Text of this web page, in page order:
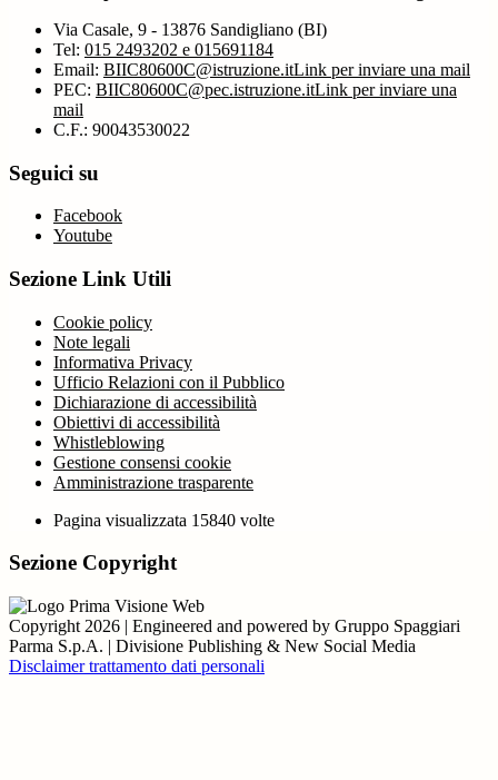
Via Casale, 9 - 13876 Sandigliano (BI)
Tel: 015 2493202 e 015691184
Email: BIIC80600C@istruzione.itLink per inviare una mail
PEC: BIIC80600C@pec.istruzione.itLink per inviare una
mail
C.F.: 90043530022
Seguici su
Facebook
Youtube
Sezione Link Utili
Cookie policy
Note legali
Informativa Privacy
Ufficio Relazioni con il Pubblico
Dichiarazione di accessibilità
Obiettivi di accessibilità
Whistleblowing
Gestione consensi cookie
Amministrazione trasparente
Pagina visualizzata 15840 volte
Sezione Copyright
Copyright 2026 | Engineered and powered by Gruppo Spaggiari
Parma S.p.A. | Divisione Publishing & New Social Media
Disclaimer trattamento dati personali